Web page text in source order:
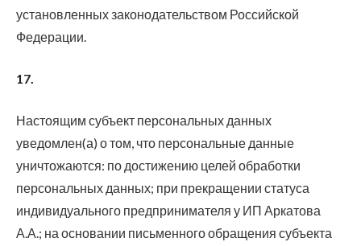
установленных законодательством Российской
Федерации.
17.
Настоящим субъект персональных данных
уведомлен(а) о том, что персональные данные
уничтожаются: по достижению целей обработки
персональных данных; при прекращении статуса
индивидуального предпринимателя у ИП Аркатова
А.А.; на основании письменного обращения субъекта